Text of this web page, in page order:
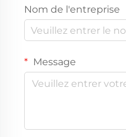
Nom de l'entreprise
Message